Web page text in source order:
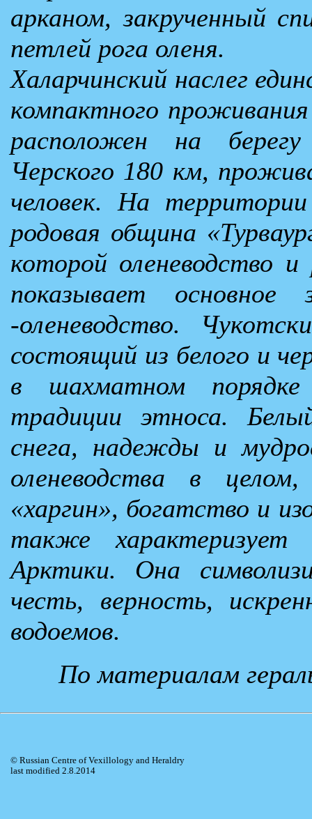
арканом, закрученный
петлей рога оленя.
Халарчинский наслег
компактного
расположен на
Черского 180 км,
человек. На
родовая община
которой оленеводство
показывает основное
-оленеводство.
состоящий из белого и
в шахматном порядке
традиции этноса.
снега, надежды и
оленеводства в
«харгин», богатство и
также характеризует
Арктики. Она
честь, верность,
водоемов.
По материалам
© Russian Centre of Vexillology and Heraldry
last modified 2.8.2014